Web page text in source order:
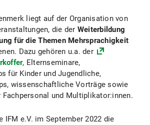
liegt auf der Organisation von
die der Weiterbildung
für die Themen Mehrsprachigkeit
Dazu gehören u.a. der
, Elternseminare,
für Kinder und Jugendliche,
wissenschaftliche Vorträge sowie
Fachpersonal und Multiplikator:innen.
IFM e.V. im September 2022 die